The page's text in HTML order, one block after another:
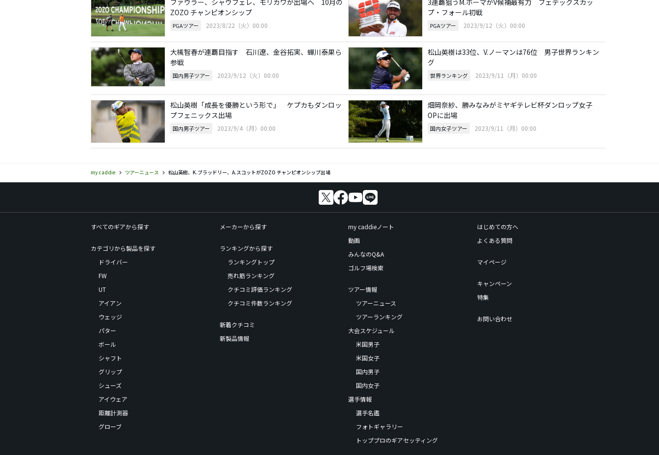
ZOZO チャンピオンシップ
PGAツアー 2023/8/22（火）00:00
プ・フォール初戦
PGAツアー 2023/9/12（火）00:00
大槻智春が連覇目指す 石川遼、金谷拓実、蟬川泰果ら
参戦
国内男子ツアー 2023/9/12（火）00:00
松山英樹は33位、V.ノーマンは76位 男子世界ランキン
グ
世界ランキング 2023/9/11（月）00:00
松山英樹「成長を優勝という形で」 ケプカもダンロッ
プフェニックス出場
国内男子ツアー 2023/9/4（月）00:00
畑岡奈紗、勝みなみがミヤギテレビ杯ダンロップ女子
OPに出場
国内女子ツアー 2023/9/11（月）00:00
my caddie ツアーニュース 松山英樹、K.ブラッドリー、A.スコットがZOZO チャンピオンシップ出場
すべてのギアから探す
カテゴリから製品を探す
ドライバー
FW
UT
アイアン
ウェッジ
パター
ボール
シャフト
グリップ
シューズ
アイウェア
距離計測器
グローブ
メーカーから探す
ランキングから探す
ランキングトップ
売れ筋ランキング
クチコミ評価ランキング
クチコミ件数ランキング
新着クチコミ
新製品情報
my caddieノート
動画
みんなのQ&A
ゴルフ場検索
ツアー情報
ツアーニュース
ツアーランキング
大会スケジュール
米国男子
米国女子
国内男子
国内女子
選手情報
選手名鑑
フォトギャラリー
トッププロのギアセッティング
はじめての方へ
よくある質問
マイページ
キャンペーン
特集
お問い合わせ